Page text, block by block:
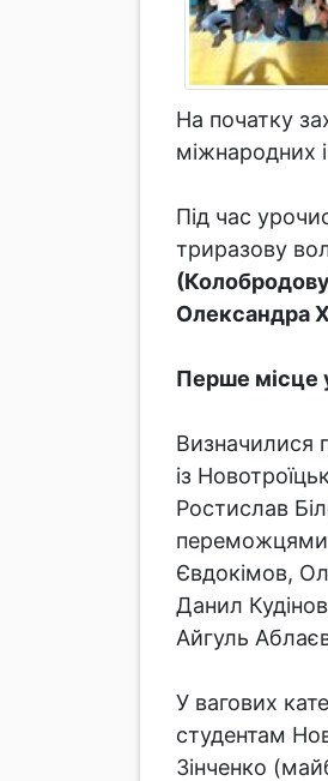
На початку
міжнародних
Під час
триразову
Олександра
Перше місце
Визначилися
із
Ростислав
переможцями
Євдокімов,
Данил
Айгуль
У вагових
студентам
Зінченко